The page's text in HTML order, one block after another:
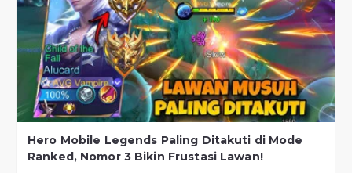
Hero Mobile Legends Paling Ditakuti di Mode
Ranked, Nomor 3 Bikin Frustasi Lawan!